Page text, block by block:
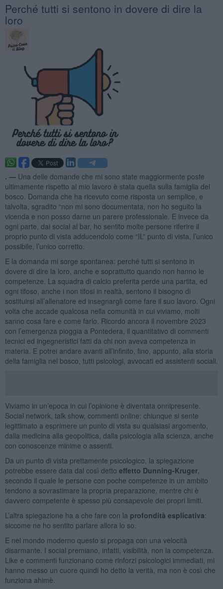
​Perché tutti si sentono in dovere di dire la
loro
. — Una delle domande che mi sono state maggiormente poste
ultimamente rispetto al mio lavoro è stata quella sulla famiglia del
bosco. Domanda che ha ricevuto come risposta un semplice, e
talvolta, sgradito “non mi sono documentata, non ho seguito la
vicenda e non posso darne un parere professionale. E invece da
ogni parte, dai social al bar, ho sentito molte persone riferire il
proprio punto di vista adducendolo come “IL” punto di vista, l’unico
possibile, l’unico corretto.
E la domanda mi sorge spontanea: perché tutti si sentono in
dovere di dire la loro, anche e soprattutto quando non hanno le
competenze. La squadra di calcio preferita perde una partita, ed
ogni tifoso, anche i non tifosi in realtà, sentono il bisogno di
sostituirsi all’allenatore ed insegnargli come fare il suo lavoro. Ogni
volta che accade qualcosa nella comunità in cui viviamo, molti
sanno cosa fare e come farlo. Ricordo ancora il novembre 2023
con l’emergenza pioggia a Pontedera, il quantitativo di commenti
tecnici ed ingegneristici fatti da chi non aveva competenza in
materia. E potrei andare avanti all’infinito, fino, appunto, alla storia
della famiglia nel bosco, tutti psicologi, avvocati ed assistenti sociali.
Viviamo in un’epoca in cui l’opinione è diventata onnipresente.
Social network, talk show, commenti online: chiunque si sente
legittimato a esprimere un punto di vista su qualsiasi argomento,
dalla medicina alla geopolitica, dalla psicologia alla scienza, anche
con conoscenze minime o assenti.
Da un punto di vista prettamente psicologico, la spiegazione
potrebbe essere data dal così detto effetto Dunning-Kruger,
secondo il quale le persone con poche competenze in un ambito
tendono a sovrastimare la propria preparazione, mentre chi è
davvero competente è spesso più consapevole dei propri limiti.
L’altra spiegazione ha a che fare con la profondità esplicativa:
siccome ne ho sentito parlare allora lo so.
E nel mondo moderno questo si propaga con una velocità
disarmante. I social premiano, infatti, visibilità, non la competenza.
Like e commenti funzionano come rinforzi psicologici immediati, mi
hanno messo un cuore quindi ho detto la verità, ma non è così che
funziona ahimè.